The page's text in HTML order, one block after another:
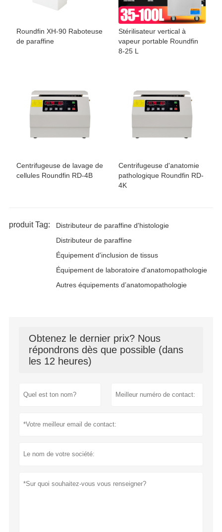
Roundfin XH-90 Raboteuse
de paraffine
Stérilisateur vertical à
vapeur portable Roundfin
8-25 L
Centrifugeuse de lavage de
cellules Roundfin RD-4B
Centrifugeuse d'anatomie
pathologique Roundfin RD-
4K
produit Tag:
Distributeur de paraffine d'histologie
Distributeur de paraffine
Équipement d'inclusion de tissus
Équipement de laboratoire d'anatomopathologie
Autres équipements d’anatomopathologie
Obtenez le dernier prix? Nous
répondrons dès que possible (dans
les 12 heures)